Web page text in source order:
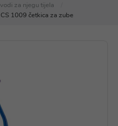
za njegu tijela
1009 četkica za zube